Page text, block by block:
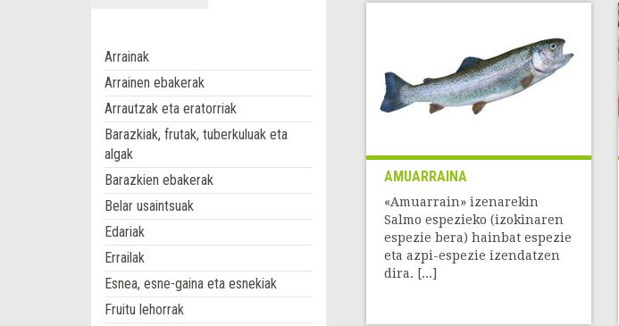
Arrainak
Arrainen ebakerak
Arrautzak eta eratorriak
Barazkiak, frutak, tuberkuluak eta
algak
Barazkien ebakerak
Belar usaintsuak
Edariak
Errailak
Esnea, esne-gaina eta esnekiak
Fruitu lehorrak
AMUARRAINA
«Amuarrain» izenarekin
Salmo espezieko (izokinaren
espezie bera) hainbat espezie
eta azpi-espezie izendatzen
dira. [...]